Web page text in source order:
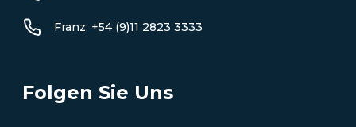
Franz: +54 (9)11 2823 3333
Folgen Sie Uns